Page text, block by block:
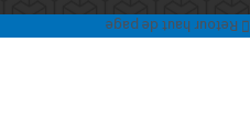
Retour haut de page